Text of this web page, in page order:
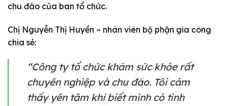
chu đáo của ban tổ chức.
Chị Nguyễn Thị Huyền – nhân viên bộ phận gia công
chia sẻ:
“Công ty tổ chức khám sức khỏe rất
chuyên nghiệp và chu đáo. Tôi cảm
thấy yên tâm khi biết mình có tình